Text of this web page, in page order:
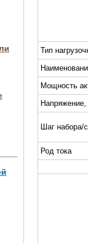
Тип
Мощность
Шаг набора/
Род тока